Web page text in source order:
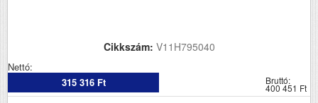
Cikkszám: V11H795040
Nettó:
315 316 Ft
Bruttó:
400 451 Ft